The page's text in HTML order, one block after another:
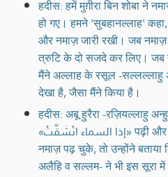
हदीस: हमें मुग़ीरा बिन शोबा ने
हो गए। हमने 'सुबहानल्लाह'
और नमाज़ जारी रखी। जब
त्रुटि के दो सजदे कर लिए। जब
मैंने अल्लाह के रसूल -सल्लल्लाहु
देखा है, जैसा मैंने किया है।
हदीस: अबू हुरैरा -रज़ियल्लाहु
«إذا السماء انْشَقَّتْ» पढ़ी और तिलावत का सजदा किया। जब
नमाज़ पढ़ चुके, तो उन्होंने
अलैहि व सल्लम- ने भी इस सूरा